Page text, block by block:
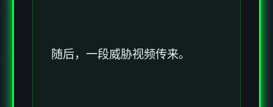
随后，一段威胁视频传来。